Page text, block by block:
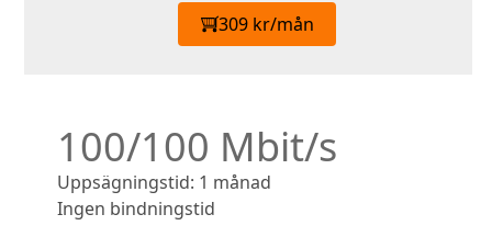
309 kr/mån
100/100 Mbit/s
Uppsägningstid: 1 månad
Ingen bindningstid